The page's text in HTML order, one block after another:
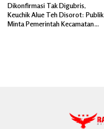
Dikonfirmasi Tak Digubris,
Keuchik Alue Teh Disorot: Publik
Minta Pemerintah Kecamatan